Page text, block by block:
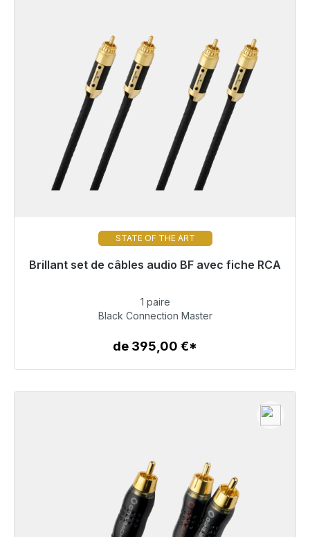
STATE OF THE ART
Brillant set de câbles audio BF avec fiche RCA
Prêt à être expédié, délai de livraison 48h*
494,00 €
Détails
1 paire
Black Connection Master
de 395,00 €*